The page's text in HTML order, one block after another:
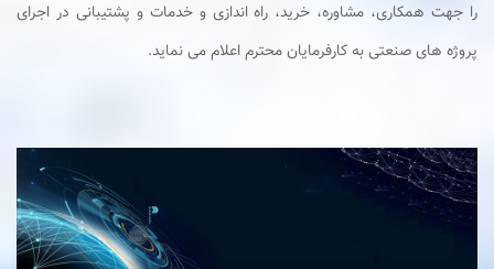
را جهت همکاری، مشاوره، خرید، راه اندازی و خدمات و پشتیبانی در اجرای
پروژه های صنعتی به کارفرمایان محترم اعلام می نماید.